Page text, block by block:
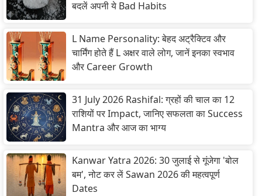
बदलें अपनी ये Bad Habits
L Name Personality: बेहद अट्रैक्टिव और
चार्मिंग होते हैं L अक्षर वाले लोग, जानें इनका स्वभाव
और Career Growth
31 July 2026 Rashifal: ग्रहों की चाल का 12
राशियों पर Impact, जानिए सफलता का Success
Mantra और आज का भाग्य
Kanwar Yatra 2026: 30 जुलाई से गूंजेगा 'बोल
बम', नोट कर लें Sawan 2026 की महत्वपूर्ण
Dates